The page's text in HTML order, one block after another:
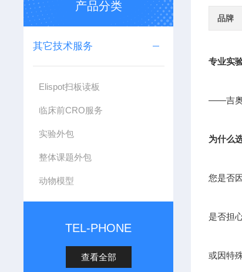
产品分类
其它技术服务
Elispot扫板读板
临床前CRO服务
实验外包
整体课题外包
动物模型
TEL-PHONE
查看全部
品牌
专业实
——吉奥
为什么
您是否
是否担
或因特